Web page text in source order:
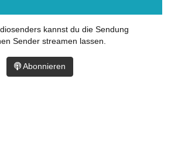
kannst du die Sendung
Sender streamen lassen.
Abonnieren